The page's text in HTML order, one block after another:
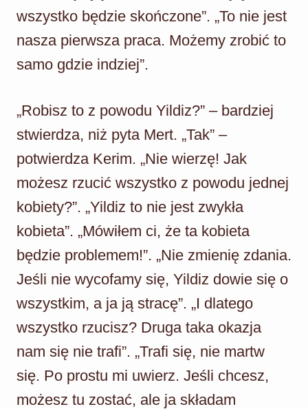
wszystko będzie skończone”. „To nie jest
nasza pierwsza praca. Możemy zrobić to
samo gdzie indziej”.
„Robisz to z powodu Yildiz?” – bardziej
stwierdza, niż pyta Mert. „Tak” –
potwierdza Kerim. „Nie wierzę! Jak
możesz rzucić wszystko z powodu jednej
kobiety?”. „Yildiz to nie jest zwykła
kobieta”. „Mówiłem ci, że ta kobieta
będzie problemem!”. „Nie zmienię zdania.
Jeśli nie wycofamy się, Yildiz dowie się o
wszystkim, a ja ją stracę”. „I dlatego
wszystko rzucisz? Druga taka okazja
nam się nie trafi”. „Trafi się, nie martw
się. Po prostu mi uwierz. Jeśli chcesz,
możesz tu zostać, ale ja składam